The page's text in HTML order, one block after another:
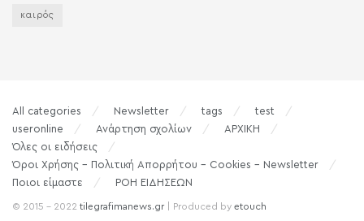
καιρός
All categories Newsletter tags
test
useronline
Ανάρτηση σχολίων
ΑΡΧΙΚΗ
Όλες οι ειδήσεις
Όροι Χρήσης – Πολιτική Απορρήτου – Cookies – Newsletter
Ποιοι είμαστε
ΡΟΗ ΕΙΔΗΣΕΩΝ
© 2015 - 2022 tilegrafimanews.gr| Produced by etouch